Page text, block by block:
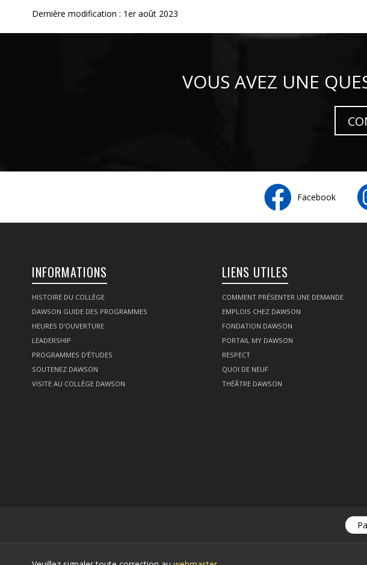
Dernière modification : 1er août 2023
VOUS AVEZ UNE
Facebook
INFORMATIONS
HISTOIRE DU COLLÈGE
DAWSON GUIDE DES PROGRAMMES
HEURES D'OUVERTURE
LEADERSHIP
PROGRAMMES D'ÉTUDES
SOUTENEZ DAWSON
VISITE AU COLLÈGE DAWSON
LIENS UTILES
COMMENT PRÉSENTER UNE DEMANDE
EMPLOIS CHEZ DAWSON
FONDATION DAWSON
PORTAIL MY DAWSON
RESPECT
QUOI DE NEUF
THÉÂTRE DAWSON